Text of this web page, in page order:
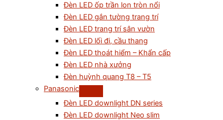
Đèn LED ốp trần lon tròn nổi
Đèn LED gắn tường trang trí
Đèn LED trang trí sân vườn
Đèn LED lối đi, cầu thang
Đèn LED thoát hiểm – Khẩn cấp
Đèn LED nhà xưởng
Đèn huỳnh quang T8 – T5
Panasonic
Đèn LED downlight DN series
Đèn LED downlight Neo slim